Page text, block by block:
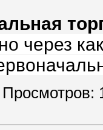
через
Просмотров: